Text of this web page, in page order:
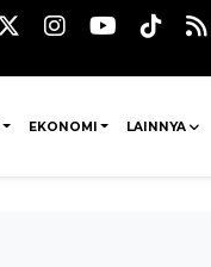
EKONOMI LAINNYA